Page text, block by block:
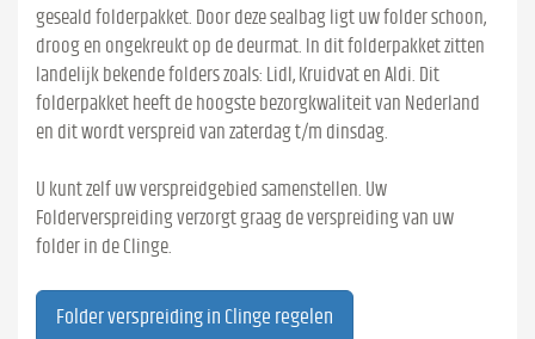
geseald folderpakket. Door deze sealbag ligt uw folder schoon,
droog en ongekreukt op de deurmat. In dit folderpakket zitten
landelijk bekende folders zoals: Lidl, Kruidvat en Aldi. Dit
folderpakket heeft de hoogste bezorgkwaliteit van Nederland
en dit wordt verspreid van zaterdag t/m dinsdag.
U kunt zelf uw verspreidgebied samenstellen. Uw
Folderverspreiding verzorgt graag de verspreiding van uw
folder in de Clinge.
Folder verspreiding in Clinge regelen